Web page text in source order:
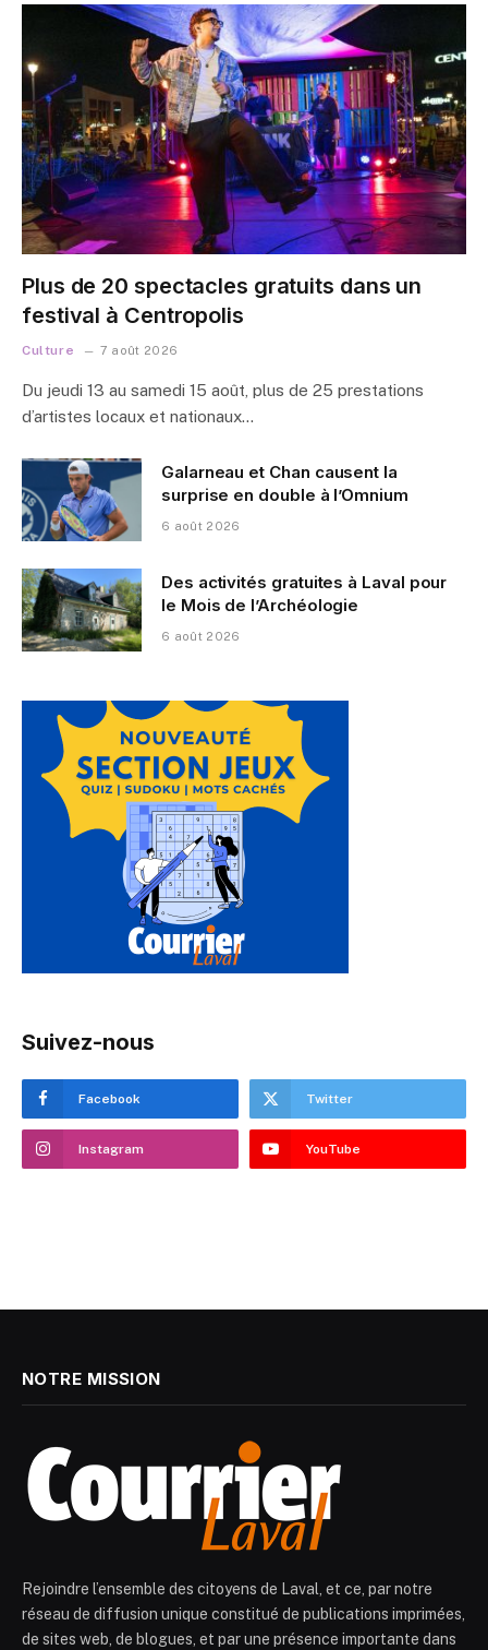
Plus de 20 spectacles gratuits dans un
festival à Centropolis
Culture 7 août 2026
Du jeudi 13 au samedi 15 août, plus de 25 prestations
d’artistes locaux et nationaux…
Galarneau et Chan causent la
surprise en double à l’Omnium
6 août 2026
Des activités gratuites à Laval pour
le Mois de l’Archéologie
6 août 2026
Suivez-nous
Facebook Twitter
Instagram YouTube
NOTRE MISSION
Rejoindre l’ensemble des citoyens de Laval, et ce, par notre
réseau de diffusion unique constitué de publications imprimées,
de sites web, de blogues, et par une présence importante dans